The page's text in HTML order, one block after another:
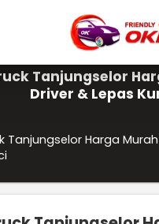
Tanjungselor
Driver & Lepas
Tanjungselor Harga Murah